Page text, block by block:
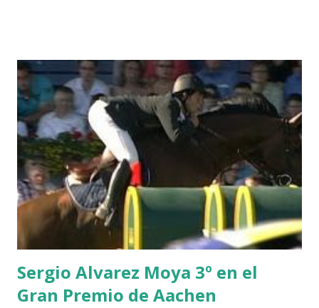
POWER - MILLAR 5 ARMANIE -VOORN 6 QUERLYBET
HERO -LEJAUNE 7 MO CHROI - O’BRIEN 8 CARMENA Z -
BREEN 9 JALLA DE GAVIERE -RAMZY AL DUHAMI 10
NOVEL -PHILIPPAERTS 3 triple 1 LATE NIGHT -LEVY 2 K
CLUB LADY -O’CONNOR 3 QUICK STUDY - HOUGH 4
LORENZO -AHLMANN 5 L’ESPOIR -GULLIKSEN 6
TOPINAMBOUR -LEPREVOST 7 WISCONSIN 111 -MOYA 8
INTERTOY Z - BRASH 9 HERALD –CORDON 10 SELDANA
DI CAMPALTO -SHARBATLY Vuelta Triunfal... el ganador
del Gran Premio en su vuelta de honor
Sergio Alvarez Moya 3º en el
Gran Premio de Aachen